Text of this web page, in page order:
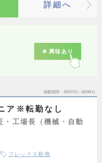
詳細へ
興味あり
掲載期間 26/07/23～26/08/11
ア※転勤なし
・工場長（機械・自動
フレックス勤務